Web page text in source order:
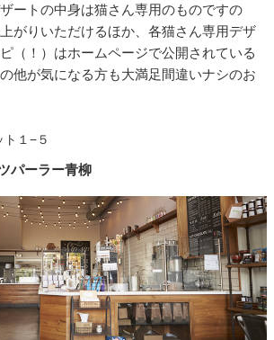
ートの中身は猫さん専用のものですの
がりいただけるほか、各猫さん専用デザ
（！）はホームページで公開されている
他が気になる方も大満足間違いナシのお
ト１−５
パーラー青柳